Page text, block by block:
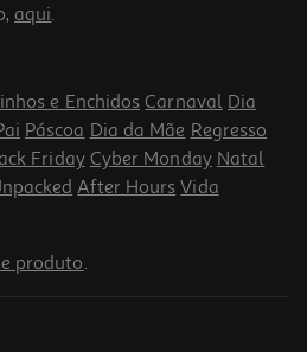
R5 16gb 512gb Amd Radeont
aqui.
e Enchidos Carnaval Dia
Páscoa Dia da Mãe Regresso
Friday Cyber Monday Natal
After Hours Vida
produto.